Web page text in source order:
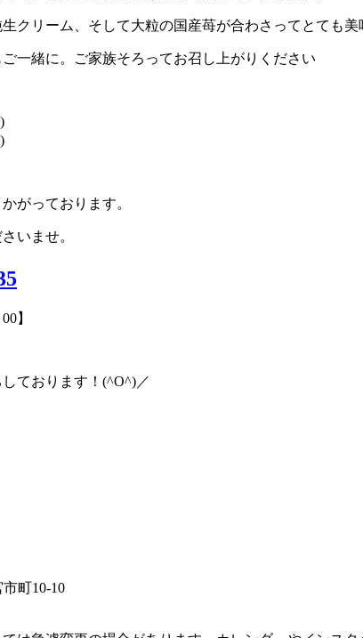
クリーム、そして大粒の国産苺が合わさってとても美
一緒に。ご家族そろってお召し上がりください
がっております。
いませ。
】
ております！(^O^)／
町10-10